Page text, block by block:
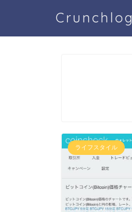
Crunchlog
ライフスタイル